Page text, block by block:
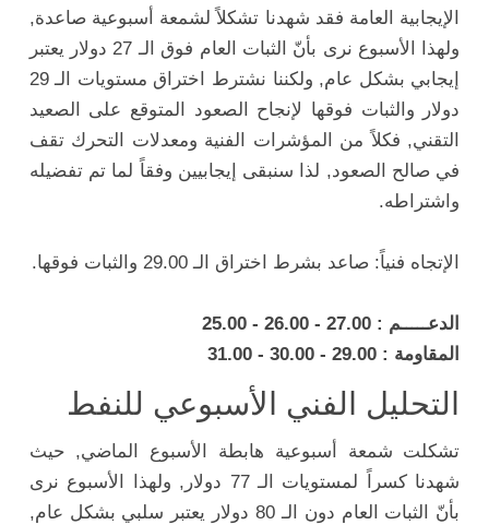
الإيجابية العامة فقد شهدنا تشكلاً لشمعة أسبوعية صاعدة,
ولهذا الأسبوع نرى بأنّ الثبات العام فوق الـ 27 دولار يعتبر
إيجابي بشكل عام, ولكننا نشترط اختراق مستويات الـ 29
دولار والثبات فوقها لإنجاح الصعود المتوقع على الصعيد
التقني, فكلاً من المؤشرات الفنية ومعدلات التحرك تقف
في صالح الصعود, لذا سنبقى إيجابيين وفقاً لما تم تفضيله
واشتراطه.
الإتجاه فنياً: صاعد بشرط اختراق الـ 29.00 والثبات فوقها.
الدعـــــم : 27.00 - 26.00 - 25.00
المقاومة : 29.00 - 30.00 - 31.00
التحليل الفني الأسبوعي للنفط
تشكلت شمعة أسبوعية هابطة الأسبوع الماضي, حيث
شهدنا كسراً لمستويات الـ 77 دولار, ولهذا الأسبوع نرى
بأنّ الثبات العام دون الـ 80 دولار يعتبر سلبي بشكل عام,